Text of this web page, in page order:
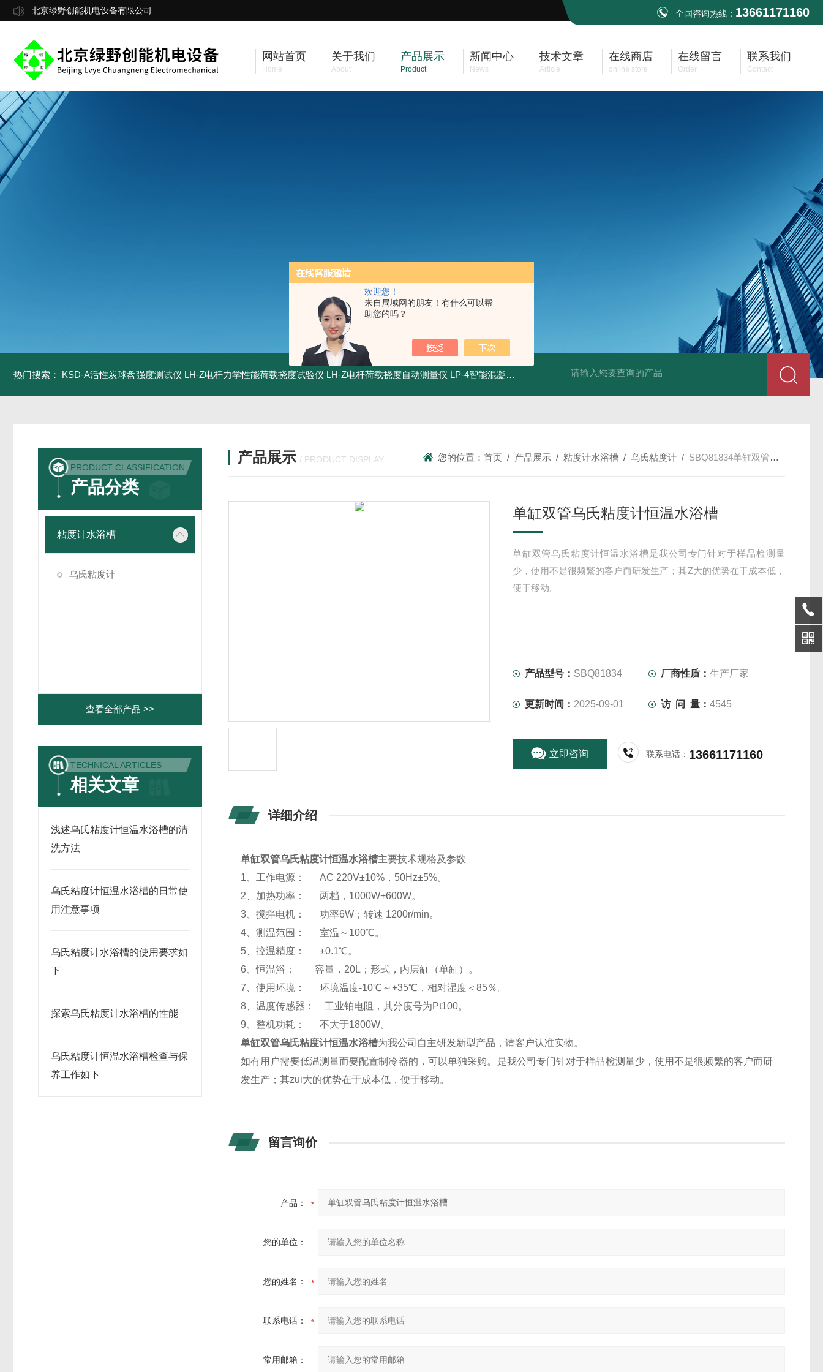
欢迎您！
来自局域网的朋友！有什么可以帮
助您的吗？
北京绿野创能机电设备有限公司 全国咨询热线： 13661171160
网站首页
Home
关于我们
About
产品展示
Product
新闻中心
News
技术文章
Article
在线商店
online store
在线留言
Order
联系我们
Contact
热门搜索： KSD-A活性炭球盘强度测试仪 LH-Z电杆力学性能荷载挠度试验仪 LH-Z电杆荷载挠度自动测量仪 LP-4智能混凝土电杆检测系统 LP-4混凝土电杆检测仪 LW-4电杆荷载挠度自动测量仪（无线
PRODUCT CLASSIFICATION
产品分类
粘度计水浴槽
乌氏粘度计
查看全部产品 >>
TECHNICAL ARTICLES
相关文章
浅述乌氏粘度计恒温水浴槽的清
洗方法
乌氏粘度计恒温水浴槽的日常使
用注意事项
乌氏粘度计水浴槽的使用要求如
下
探索乌氏粘度计水浴槽的性能
乌氏粘度计恒温水浴槽检查与保
养工作如下
产品展示 / PRODUCT DISPLAY 您的位置：首页 / 产品展示 / 粘度计水浴槽 /乌氏粘度计 / SBQ81834单缸双管乌氏粘度计恒温水浴槽
单缸双管乌氏粘度计恒温水浴槽
单缸双管乌氏粘度计恒温水浴槽是我公司专门针对于样品检测量
少，使用不是很频繁的客户而研发生产；其Z大的优势在于成本低，
便于移动。
产品型号： SBQ81834 厂商性质：生产厂家
更新时间： 2025-09-01 访 问 量：4545
立即咨询 联系电话： 13661171160
详细介绍
单缸双管乌氏粘度计恒温水浴槽主要技术规格及参数
1、工作电源： AC 220V±10%，50Hz±5%。
2、加热功率： 两档，1000W+600W。
3、搅拌电机： 功率6W；转速 1200r/min。
4、测温范围： 室温～100℃。
5、控温精度： ±0.1℃。
6、恒温浴： 容量，20L；形式，内层缸（单缸）。
7、使用环境： 环境温度-10℃～+35℃，相对湿度＜85％。
8、温度传感器： 工业铂电阻，其分度号为Pt100。
9、整机功耗： 不大于1800W。
单缸双管乌氏粘度计恒温水浴槽为我公司自主研发新型产品，请客户认准实物。
如有用户需要低温测量而要配置制冷器的，可以单独采购。 是我公司专门针对于样品检测量少，使用不是很频繁的客户而研
发生产；其zui大的优势在于成本低，便于移动。
留言询价
产品：
您的单位：
您的姓名：
联系电话：
常用邮箱：